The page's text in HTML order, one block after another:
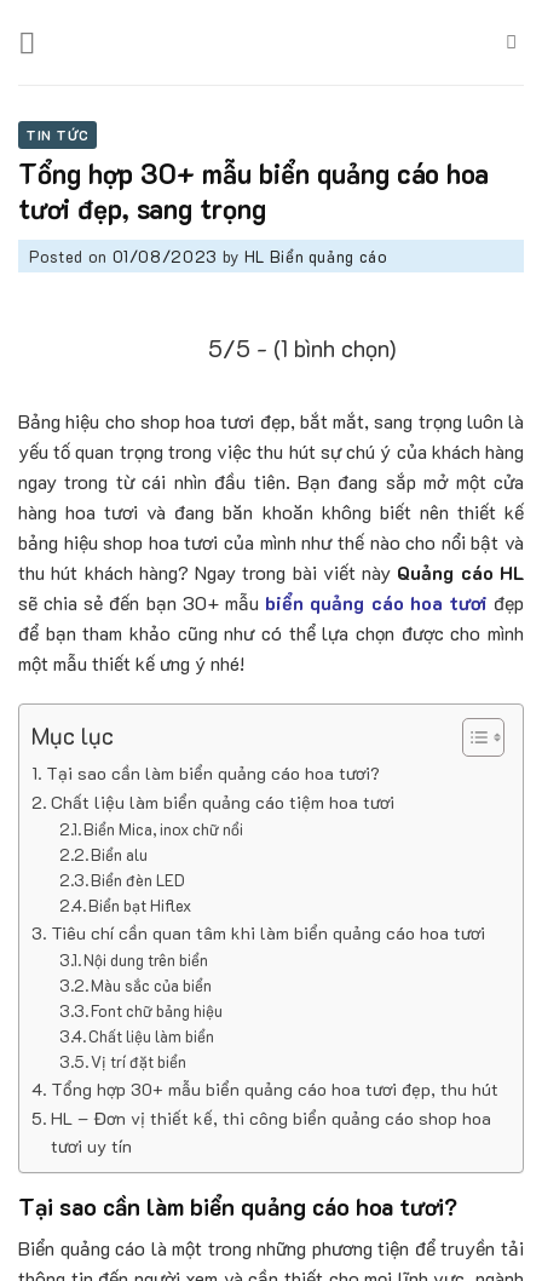
TIN TỨC
Tổng hợp 30+ mẫu biển quảng cáo hoa
tươi đẹp, sang trọng
Posted on 01/08/2023 by HL Biển quảng cáo
5/5 - (1 bình chọn)
Bảng hiệu cho shop hoa tươi đẹp, bắt mắt, sang trọng luôn là
yếu tố quan trọng trong việc thu hút sự chú ý của khách hàng
ngay trong từ cái nhìn đầu tiên. Bạn đang sắp mở một cửa
hàng hoa tươi và đang băn khoăn không biết nên thiết kế
bảng hiệu shop hoa tươi của mình như thế nào cho nổi bật và
thu hút khách hàng? Ngay trong bài viết này Quảng cáo HL
sẽ chia sẻ đến bạn 30+ mẫu biển quảng cáo hoa tươi đẹp
để bạn tham khảo cũng như có thể lựa chọn được cho mình
một mẫu thiết kế ưng ý nhé!
Mục lục
Tại sao cần làm biển quảng cáo hoa tươi?
Chất liệu làm biển quảng cáo tiệm hoa tươi
Biển Mica, inox chữ nổi
Biển alu
Biển đèn LED
Biển bạt Hiflex
Tiêu chí cần quan tâm khi làm biển quảng cáo hoa tươi
Nội dung trên biển
Màu sắc của biển
Font chữ bảng hiệu
Chất liệu làm biển
Vị trí đặt biển
Tổng hợp 30+ mẫu biển quảng cáo hoa tươi đẹp, thu hút
HL – Đơn vị thiết kế, thi công biển quảng cáo shop hoa
tươi uy tín
Tại sao cần làm biển quảng cáo hoa tươi?
Biển quảng cáo là một trong những phương tiện để truyền tải